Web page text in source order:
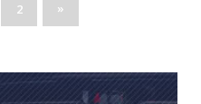
2 »